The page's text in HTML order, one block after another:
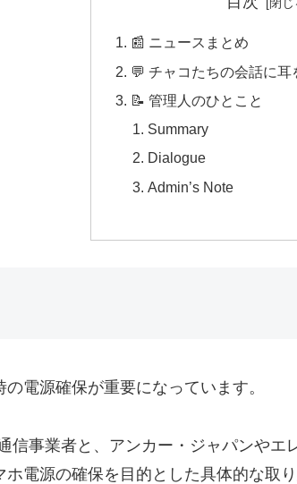
📰 ニュースまとめ
💬 チャコたちの会話に耳
📝 管理人のひとこと
Summary
Dialogue
Admin’s Note
電源確保が重要になっています。
信事業者と、アンカー・ジャパンや
電源の確保を目的とした具体的な取